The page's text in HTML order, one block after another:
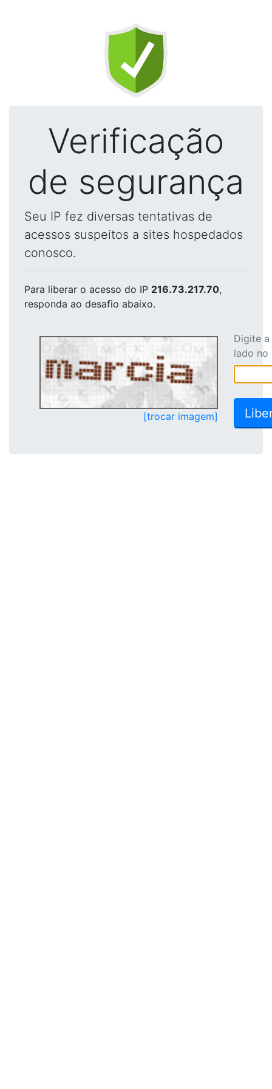
Verificação
de segurança
Seu IP fez diversas tentativas de
acessos suspeitos a sites hospedados
conosco.
Para liberar o acesso do IP 216.73.217.70,
responda ao desafio abaixo.
[trocar imagem]
Digite
lado no